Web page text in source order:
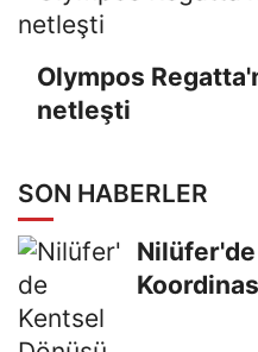
Olympos
netleşti
SON HABERLER